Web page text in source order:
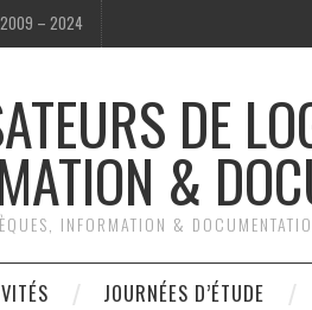
2009 – 2024
DE
&
INFORMATION &
JOURNÉES D’ÉTUDE